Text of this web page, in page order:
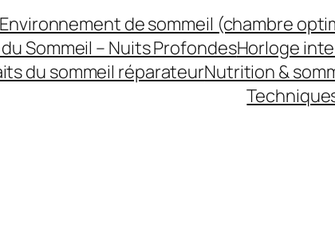
Environnement de sommeil (chambre
Sommeil – Nuits ProfondesHorloge
du sommeil réparateurNutrition &